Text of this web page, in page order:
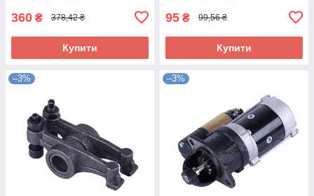
360 ₴ 378,42 ₴
Купити
95 ₴ 99,56 ₴
Купити
–3% –3%